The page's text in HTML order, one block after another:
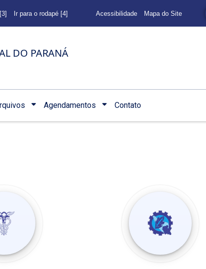
Ir para o rodapé [4] Acessibilidade Mapa do Site
DO PARANÁ
Agendamentos Contato